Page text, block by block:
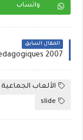
واتساب
المقال السابق
الألعاب الجماعية
slide